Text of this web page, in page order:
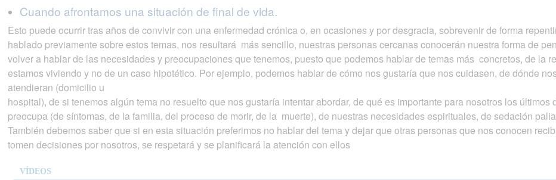
Cuando afrontamos una situación de final de vida.
Esto puede ocurrir tras años de convivir con una enfermedad crónica o, en ocasiones y por desgracia, sobrevenir de forma
hablado previamente sobre estos temas, nos resultará más sencillo, nuestras personas cercanas conocerán nuestra forma de
volver a hablar de las necesidades y preocupaciones que tenemos, puesto que podemos hablar de temas más concretos, de la
estamos viviendo y no de un caso hipotético. Por ejemplo, podemos hablar de cómo nos gustaría que nos cuidasen, de dónde
atendieran (domicilio u
hospital), de si tenemos algún tema no resuelto que nos gustaría intentar abordar, de qué es importante para nosotros los últimos
preocupa (de síntomas, de la familia, del proceso de morir, de la muerte), de nuestras necesidades espirituales, de sedación
También debemos saber que si en esta situación preferimos no hablar del tema y dejar que otras personas que nos conocen
tomen decisiones por nosotros, se respetará y se planificará la atención con ellos
VÍDEOS